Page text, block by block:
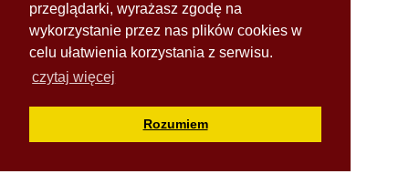
przeglądarki, wyrażasz zgodę na
wykorzystanie przez nas plików cookies w
celu ułatwienia korzystania z serwisu.
czytaj więcej
Rozumiem